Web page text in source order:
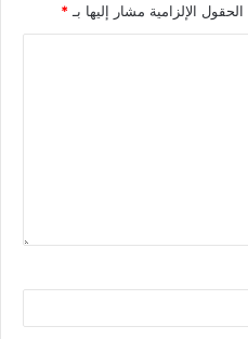
الحقول الإلزامية مشار إليها بـ *